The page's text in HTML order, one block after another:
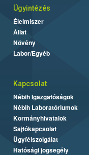
Ügyintézés
Élelmiszer
Állat
Növény
Labor/Egyéb
Kapcsolat
Nébih Igazgatóságok
Nébih Laboratóriumok
Kormányhivatalok
Sajtókapcsolat
Ügyfélszolgálat
Hatósági jogsegély